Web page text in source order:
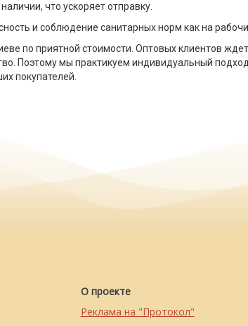
что ускоряет отправку.
и соблюдение санитарных норм как на
по приятной стоимости. Оптовых клиентов
Поэтому мы практикуем индивидуальный
покупателей.
О проекте
Реклама на "Протокол"